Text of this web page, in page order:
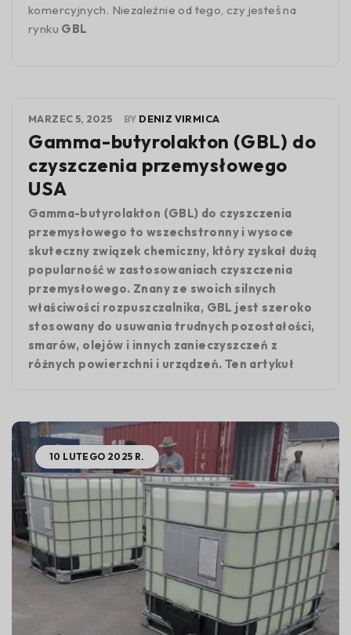
komercyjnych. Niezależnie od tego, czy jesteś na
rynku GBL
MARZEC 5, 2025 BY DENIZ VIRMICA
Gamma-butyrolakton (GBL) do
czyszczenia przemysłowego
USA
Gamma-butyrolakton (GBL) do czyszczenia
przemysłowego to wszechstronny i wysoce
skuteczny związek chemiczny, który zyskał dużą
popularność w zastosowaniach czyszczenia
przemysłowego. Znany ze swoich silnych
właściwości rozpuszczalnika, GBL jest szeroko
stosowany do usuwania trudnych pozostałości,
smarów, olejów i innych zanieczyszczeń z
różnych powierzchni i urządzeń. Ten artykuł
10 LUTEGO 2025 R.